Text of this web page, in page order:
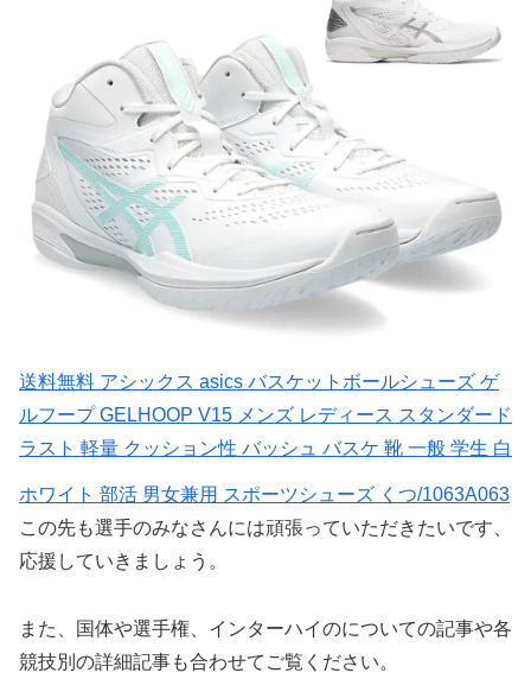
送料無料 アシックス asics バスケットボールシューズ ゲ
ルフープ GELHOOP V15 メンズ レディース スタンダード
ラスト 軽量 クッション性 バッシュ バスケ 靴 一般 学生 白
ホワイト 部活 男女兼用 スポーツシューズ くつ/1063A063
この先も選手のみなさんには頑張っていただきたいです、
応援していきましょう。
また、国体や選手権、インターハイのについての記事や各
競技別の詳細記事も合わせてご覧ください。